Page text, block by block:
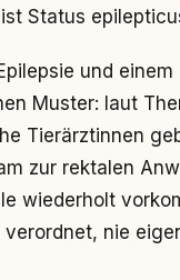
Status
und
Muster: laut
Tierärztinnen
zur rektalen
wiederholt
nie